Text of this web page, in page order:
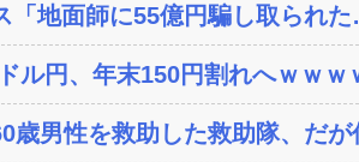
「地面師に55億円騙し取られ
ル円、年末150円割れへｗｗｗ
歳男性を救助した救助隊、だ